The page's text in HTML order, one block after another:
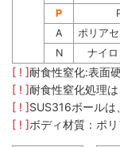
P
A
ポリア
N
ナイ
[ ! ]耐食性窒化:表面
[ ! ]耐食性窒化処理
[ ! ]SUS316ボールは
[ ! ]ボディ材質：ポ